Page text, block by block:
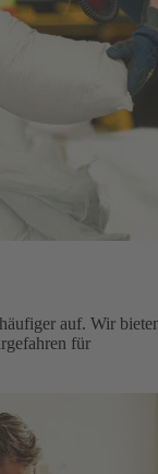
auf. Wir
für